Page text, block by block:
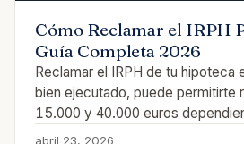
Cómo Reclamar el IRPH
Guía Completa 2026
Reclamar el IRPH de tu hipoteca
bien ejecutado, puede permitirte
15.000 y 40.000 euros
abril 23, 2026